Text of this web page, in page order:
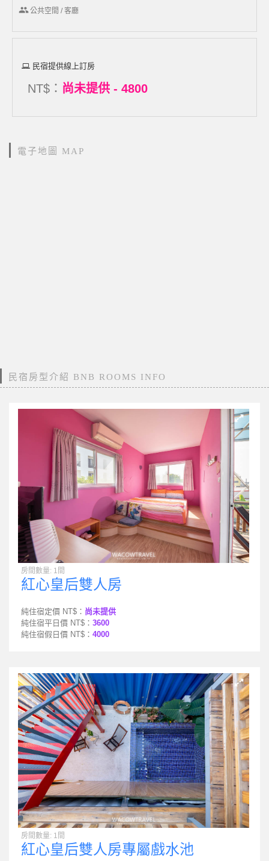
group公共空間 / 客廳
民宿提供線上訂房
NT$： 尚未提供 - 4800
電子地圖 MAP
民宿房型介紹 BNB ROOMS INFO
房間數量: 1間
紅心皇后雙人房
純住宿定價 NT$： 尚未提供
純住宿平日價 NT$： 3600
純住宿假日價 NT$： 4000
房間數量: 1間
紅心皇后雙人房專屬戲水池